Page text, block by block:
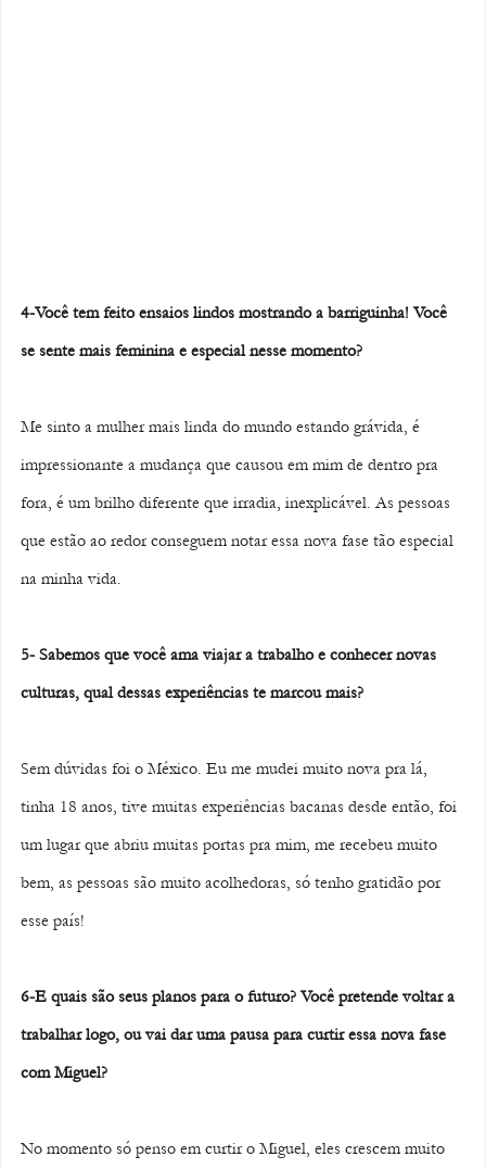
4-Você tem feito ensaios lindos mostrando a barriguinha! Você
se sente mais feminina e especial nesse momento?
Me sinto a mulher mais linda do mundo estando grávida, é
impressionante a mudança que causou em mim de dentro pra
fora, é um brilho diferente que irradia, inexplicável. As pessoas
que estão ao redor conseguem notar essa nova fase tão especial
na minha vida.
5- Sabemos que você ama viajar a trabalho e conhecer novas
culturas, qual dessas experiências te marcou mais?
Sem dúvidas foi o México. Eu me mudei muito nova pra lá,
tinha 18 anos, tive muitas experiências bacanas desde então, foi
um lugar que abriu muitas portas pra mim, me recebeu muito
bem, as pessoas são muito acolhedoras, só tenho gratidão por
esse país!
6-E quais são seus planos para o futuro? Você pretende voltar a
trabalhar logo, ou vai dar uma pausa para curtir essa nova fase
com Miguel?
No momento só penso em curtir o Miguel, eles crescem muito